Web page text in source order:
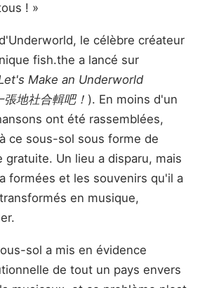
! »
le célèbre créateur
fish.the a lancé sur
Make an Underworld
張地社合輯吧！ ). En moins d'un
ont été rassemblées,
ce sous-sol sous forme de
gratuite. Un lieu a disparu, mais
formées et les souvenirs qu'il a
en musique,
sol a mis en évidence
de tout un pays envers